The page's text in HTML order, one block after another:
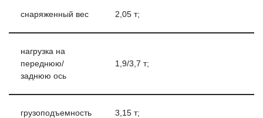
снаряженный вес 2,05 т;
нагрузка на
переднюю/
заднюю ось
1,9/3,7 т;
грузоподъемность 3,15 т;